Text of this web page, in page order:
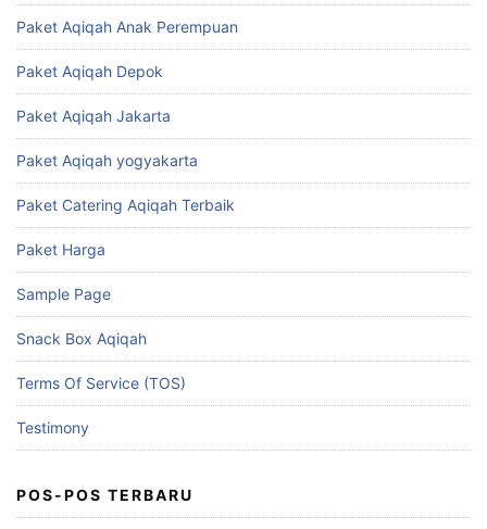
Paket Aqiqah Anak Perempuan
Paket Aqiqah Depok
Paket Aqiqah Jakarta
Paket Aqiqah yogyakarta
Paket Catering Aqiqah Terbaik
Paket Harga
Sample Page
Snack Box Aqiqah
Terms Of Service (TOS)
Testimony
POS-POS TERBARU